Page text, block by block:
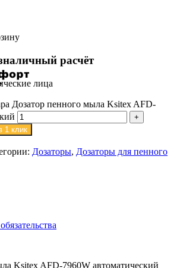
расчёт
лица
Дозатор пенного мыла Ksitex AFD-
1 клик
Дозаторы, Дозаторы для пенного
Ksitex AFD-7960W автоматический